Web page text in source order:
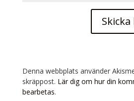
Denna webbplats använder
skräppost. Lär dig om hur din
bearbetas.